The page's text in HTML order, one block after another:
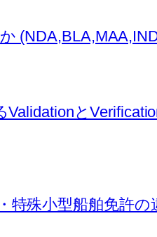
と
特殊小型船舶免許